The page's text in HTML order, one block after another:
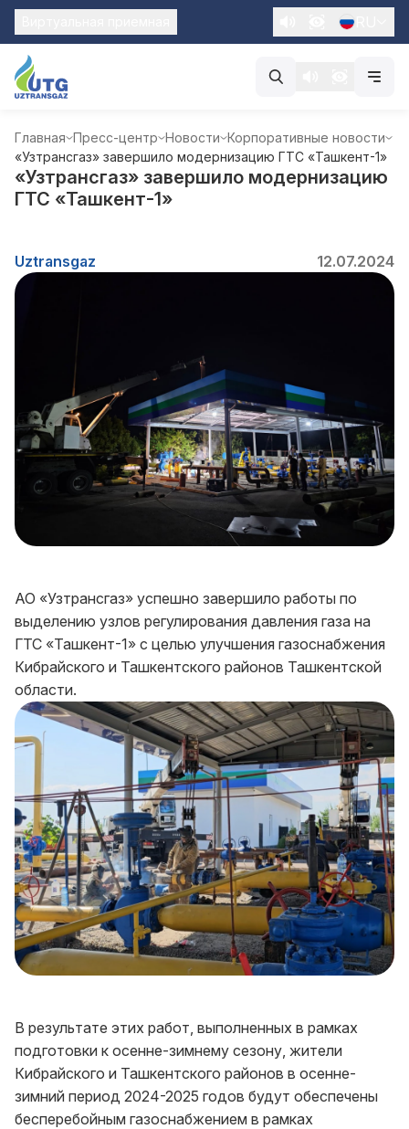
Главная Пресс-центр Новости Корпоративные новости
«Узтрансгаз» завершило модернизацию ГТС «Ташкент-1»
«Узтрансгаз» завершило модернизацию
ГТС «Ташкент-1»
Uztransgaz 12.07.2024
АО «Узтрансгаз» успешно завершило работы по
выделению узлов регулирования давления газа на
ГТС «Ташкент-1» с целью улучшения газоснабжения
Кибрайского и Ташкентского районов Ташкентской
области.
В результате этих работ, выполненных в рамках
подготовки к осенне-зимнему сезону, жители
Кибрайского и Ташкентского районов в осенне-
зимний период 2024-2025 годов будут обеспечены
бесперебойным газоснабжением в рамках